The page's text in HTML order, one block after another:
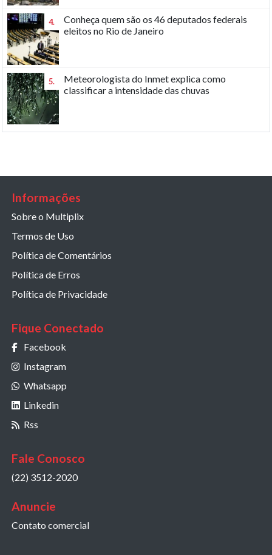
4.
Conheça quem são os 46 deputados federais
eleitos no Rio de Janeiro
5.
Meteorologista do Inmet explica como
classificar a intensidade das chuvas
Informações
Sobre o Multiplix
Termos de Uso
Política de Comentários
Política de Erros
Política de Privacidade
Fique Conectado
Facebook
Instagram
Whatsapp
Linkedin
Rss
Fale Conosco
(22) 3512-2020
Anuncie
Contato comercial